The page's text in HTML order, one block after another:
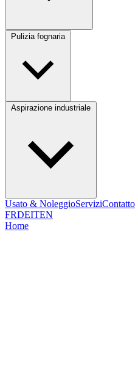
Pulizia fognaria
Usato & NoleggioServiziContatto
FRDEITEN
Home